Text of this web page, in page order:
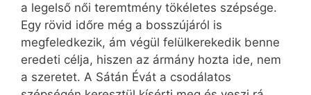
a legelső női teremtmény tökéletes szépsége.
Egy rövid időre még a bosszújáról is
megfeledkezik, ám végül felülkerekedik benne
eredeti célja, hiszen az ármány hozta ide, nem
a szeretet. A Sátán Évát a csodálatos